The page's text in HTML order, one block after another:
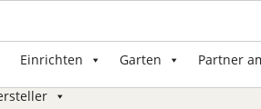
Einrichten Garten Partner